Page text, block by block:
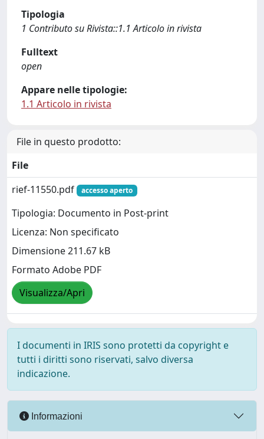
Tipologia
1 Contributo su Rivista::1.1 Articolo in rivista
Fulltext
open
Appare nelle tipologie:
1.1 Articolo in rivista
File in questo prodotto:
File
rief-11550.pdf
accesso aperto
Tipologia: Documento in Post-print
Licenza: Non specificato
Dimensione 211.67 kB
Formato Adobe PDF
Visualizza/Apri
I documenti in IRIS sono protetti da copyright e
tutti i diritti sono riservati, salvo diversa
indicazione.
Informazioni